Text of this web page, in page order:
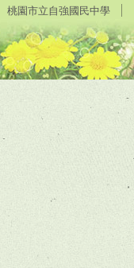
桃園市立自強國民中學